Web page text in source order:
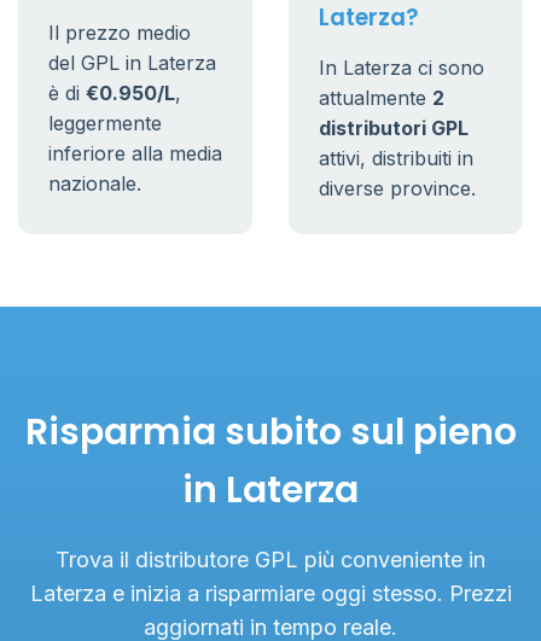
Il prezzo medio
del GPL in Laterza
è di €0.950/L,
leggermente
inferiore alla media
nazionale.
Laterza?
In Laterza ci sono
attualmente 2
distributori GPL
attivi, distribuiti in
diverse province.
Risparmia subito sul pieno
in Laterza
Trova il distributore GPL più conveniente in
Laterza e inizia a risparmiare oggi stesso. Prezzi
aggiornati in tempo reale.